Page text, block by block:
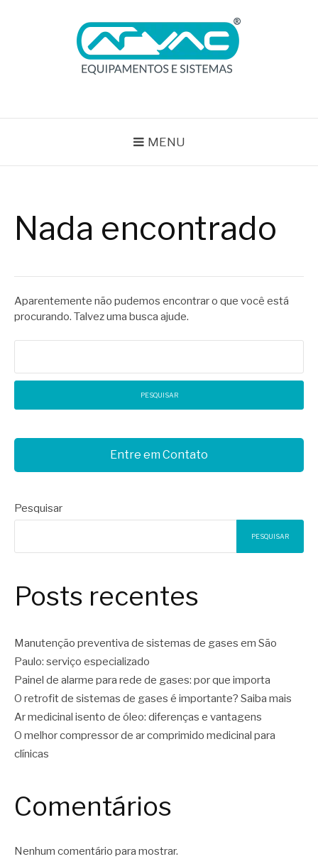
MENU
Nada encontrado
Aparentemente não pudemos encontrar o que você está
procurando. Talvez uma busca ajude.
Entre em Contato
Pesquisar
PESQUISAR
Posts recentes
Manutenção preventiva de sistemas de gases em São
Paulo: serviço especializado
Painel de alarme para rede de gases: por que importa
O retrofit de sistemas de gases é importante? Saiba mais
Ar medicinal isento de óleo: diferenças e vantagens
O melhor compressor de ar comprimido medicinal para
clínicas
Comentários
Nenhum comentário para mostrar.